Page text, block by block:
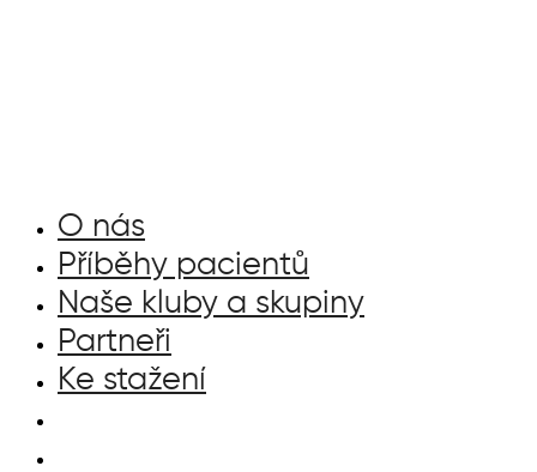
obsahuO nás
Příběhy pacientů
Naše kluby a skupiny
Partneři
Ke stažení